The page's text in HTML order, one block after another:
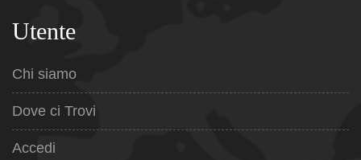
Utente
Chi siamo
Dove ci Trovi
Accedi